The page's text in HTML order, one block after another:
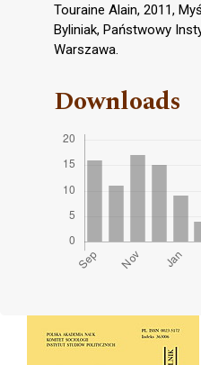
Touraine Alain, 2011,
Byliniak, Państwowy
Warszawa.
Downloads
Cover image